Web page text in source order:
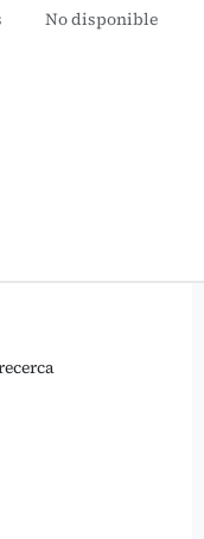
No disponible